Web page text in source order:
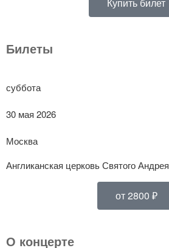
Билеты
суббота
30 мая 2026
Москва
Англиканская церковь Святого Андрея
от 2800 ₽
О концерте